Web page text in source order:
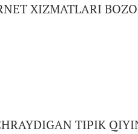
XIZMATLARI
TIPIK